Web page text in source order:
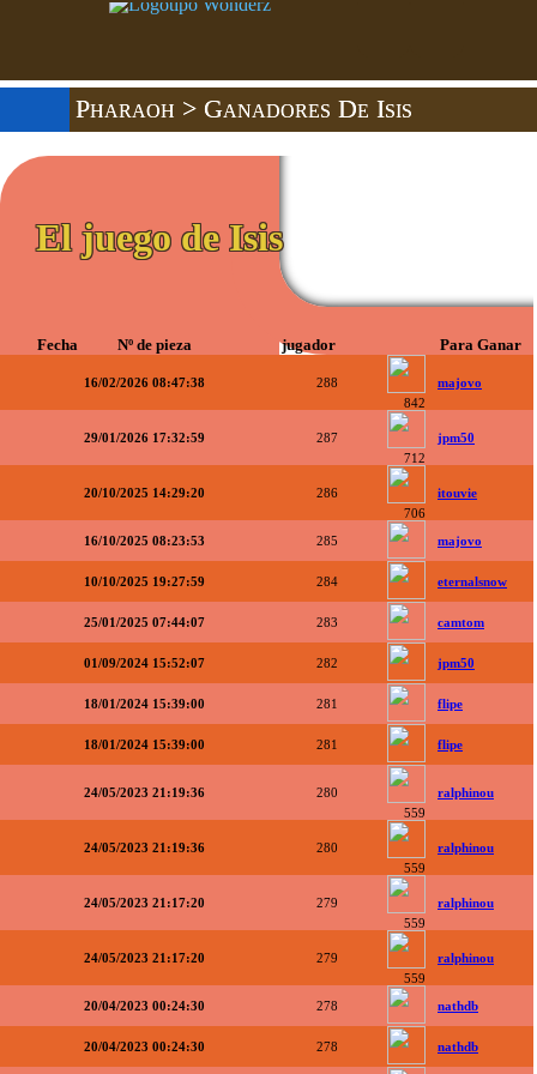
Pharaoh > Ganadores De Isis
El juego de Isis
Fecha Nº de pieza jugador Para Ganar
16/02/2026 08:47:38
288
842
majovo
29/01/2026 17:32:59
287
712
jpm50
20/10/2025 14:29:20
286
706
itouvie
16/10/2025 08:23:53 285 majovo
10/10/2025 19:27:59 284 eternalsnow
25/01/2025 07:44:07 283 camtom
01/09/2024 15:52:07 282 jpm50
18/01/2024 15:39:00 281 flipe
18/01/2024 15:39:00 281 flipe
24/05/2023 21:19:36
280
559
ralphinou
24/05/2023 21:19:36
280
559
ralphinou
24/05/2023 21:17:20
279
559
ralphinou
24/05/2023 21:17:20
279
559
ralphinou
20/04/2023 00:24:30 278 nathdb
20/04/2023 00:24:30 278 nathdb